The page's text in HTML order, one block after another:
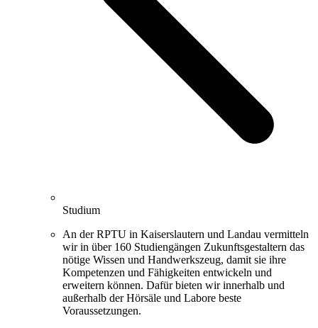
Studium
An der RPTU in Kaiserslautern und Landau vermitteln
wir in über 160 Studiengängen Zukunftsgestaltern das
nötige Wissen und Handwerkszeug, damit sie ihre
Kompetenzen und Fähigkeiten entwickeln und
erweitern können. Dafür bieten wir innerhalb und
außerhalb der Hörsäle und Labore beste
Voraussetzungen.